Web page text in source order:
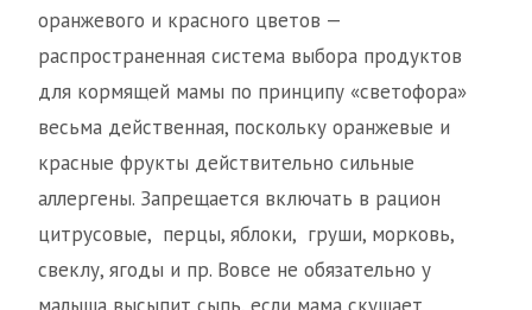
оранжевого и красного цветов —
распространенная система выбора продуктов
для кормящей мамы по принципу «светофора»
весьма действенная, поскольку оранжевые и
красные фрукты действительно сильные
аллергены. Запрещается включать в рацион
цитрусовые, перцы, яблоки, груши, морковь,
свеклу, ягоды и пр. Вовсе не обязательно у